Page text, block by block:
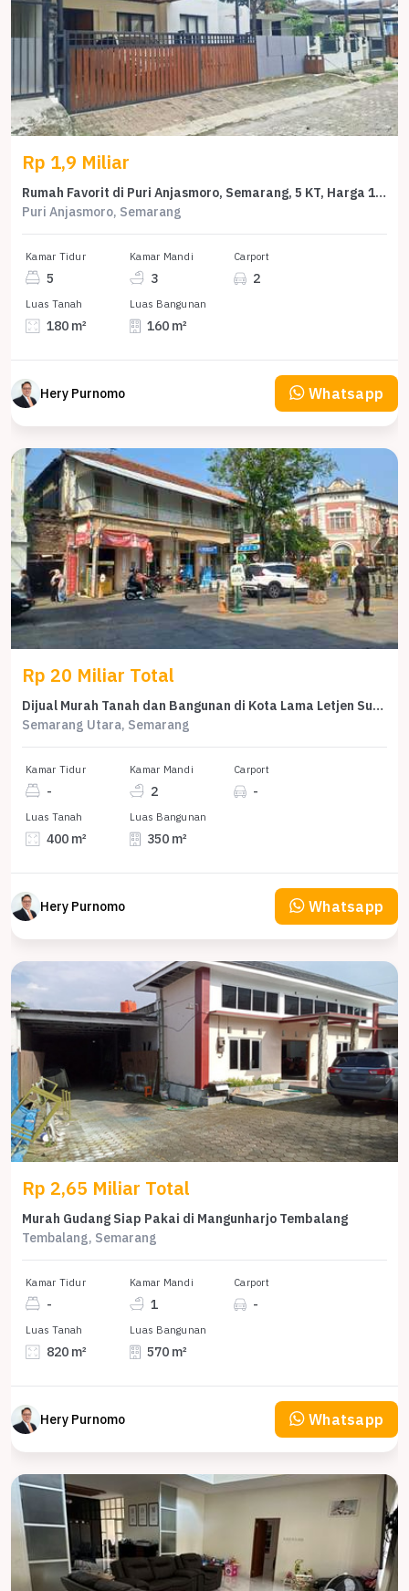
Rp 1,9 Miliar
Rumah Favorit di Puri Anjasmoro, Semarang, 5 KT, Harga 1,9 Miliar
Puri Anjasmoro, Semarang
Kamar Tidur
5
Kamar Mandi
3
Carport
2
Luas Tanah
180 m²
Luas Bangunan
160 m²
Hery Purnomo Whatsapp
Rp 20 Miliar Total
Dijual Murah Tanah dan Bangunan di Kota Lama Letjen Suprapto
Semarang Utara, Semarang
Kamar Tidur
-
Kamar Mandi
2
Carport
-
Luas Tanah
400 m²
Luas Bangunan
350 m²
Hery Purnomo Whatsapp
Rp 2,65 Miliar Total
Murah Gudang Siap Pakai di Mangunharjo Tembalang
Tembalang, Semarang
Kamar Tidur
-
Kamar Mandi
1
Carport
-
Luas Tanah
820 m²
Luas Bangunan
570 m²
Hery Purnomo Whatsapp